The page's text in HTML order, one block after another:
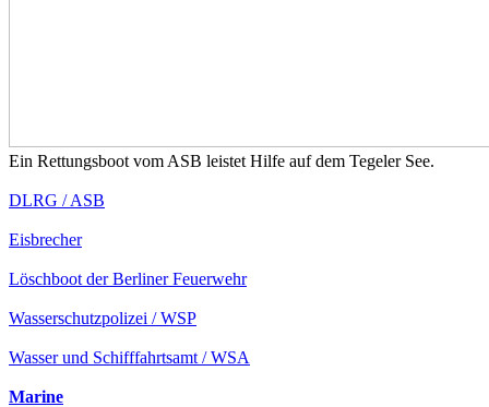
Ein Rettungsboot vom ASB leistet Hilfe auf dem Tegeler See.
DLRG / ASB
Eisbrecher
Löschboot der Berliner Feuerwehr
Wasserschutzpolizei / WSP
Wasser und Schifffahrtsamt / WSA
Marine